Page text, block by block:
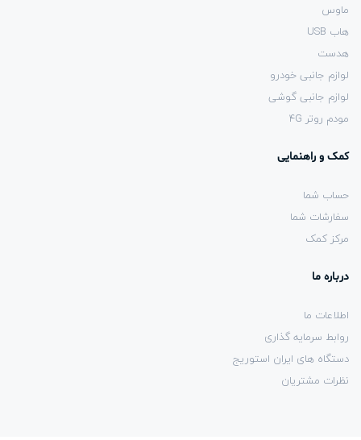
ماوس
هاب USB
هدست
لوازم جانبی خودرو
لوازم جانبی گوشی
مودم روتر 4G
کمک و راهنمایی
حساب شما
سفارشات شما
مرکز کمک
درباره ما
اطلاعات ما
روابط سرمایه گذاری
دستگاه های ایران استوریج
نظرات مشتریان